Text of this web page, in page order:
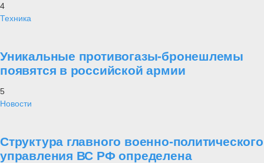
4
Техника
Уникальные противогазы-бронешлемы
появятся в российской армии
5
Новости
Структура главного военно-политического
управления ВС РФ определена